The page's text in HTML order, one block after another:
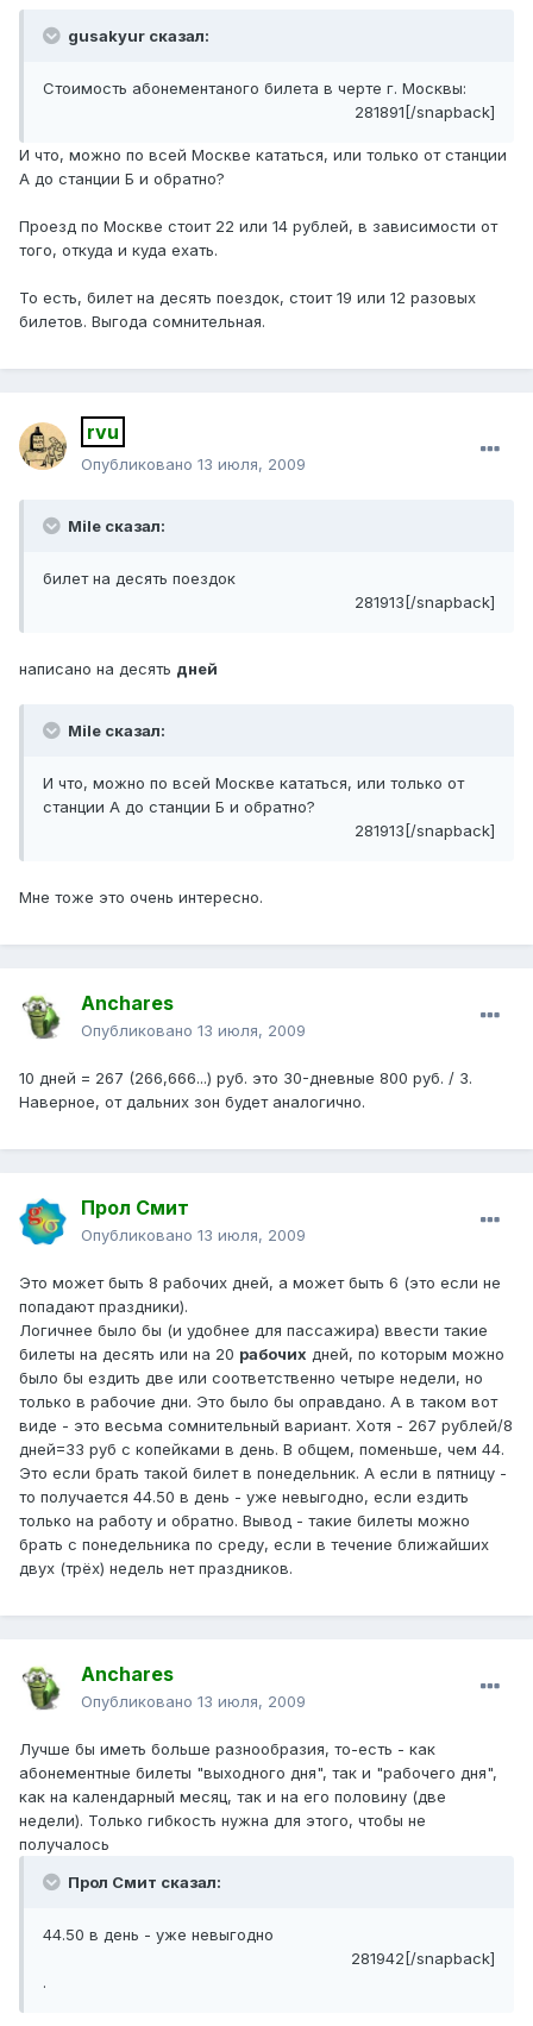
gusakyur сказал:
Стоимость абонементаного билета в черте г. Москвы:
281891[/snapback]
И что, можно по всей Москве кататься, или только от станции
А до станции Б и обратно?
Проезд по Москве стоит 22 или 14 рублей, в зависимости от
того, откуда и куда ехать.
То есть, билет на десять поездок, стоит 19 или 12 разовых
билетов. Выгода сомнительная.
rvu
Опубликовано 13 июля, 2009
Mile сказал:
билет на десять поездок
281913[/snapback]
написано на десять дней
Mile сказал:
И что, можно по всей Москве кататься, или только от
станции А до станции Б и обратно?
281913[/snapback]
Мне тоже это очень интересно.
Anchares
Опубликовано 13 июля, 2009
10 дней = 267 (266,666...) руб. это 30-дневные 800 руб. / 3.
Наверное, от дальних зон будет аналогично.
Прол Смит
Опубликовано 13 июля, 2009
Это может быть 8 рабочих дней, а может быть 6 (это если не
попадают праздники).
Логичнее было бы (и удобнее для пассажира) ввести такие
билеты на десять или на 20 рабочих дней, по которым можно
было бы ездить две или соответственно четыре недели, но
только в рабочие дни. Это было бы оправдано. А в таком вот
виде - это весьма сомнительный вариант. Хотя - 267 рублей/8
дней=33 руб с копейками в день. В общем, поменьше, чем 44.
Это если брать такой билет в понедельник. А если в пятницу -
то получается 44.50 в день - уже невыгодно, если ездить
только на работу и обратно. Вывод - такие билеты можно
брать с понедельника по среду, если в течение ближайших
двух (трёх) недель нет праздников.
Anchares
Опубликовано 13 июля, 2009
Лучше бы иметь больше разнообразия, то-есть - как
абонементные билеты "выходного дня", так и "рабочего дня",
как на календарный месяц, так и на его половину (две
недели). Только гибкость нужна для этого, чтобы не
получалось
Прол Смит сказал:
44.50 в день - уже невыгодно
281942[/snapback]
.